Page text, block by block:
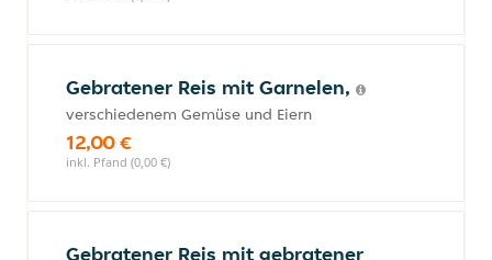
Gebratener Reis mit Garnelen,
verschiedenem Gemüse und Eiern
12,00 €
inkl. Pfand (0,00 €)
Gebratener Reis mit gebratener